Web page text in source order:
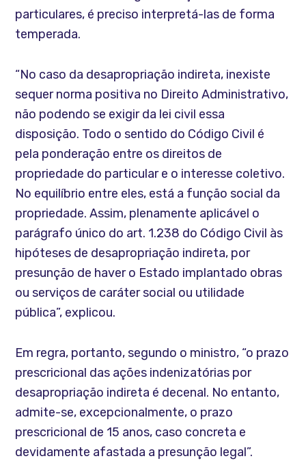
particulares, é preciso interpretá-las de forma
temperada.
“No caso da desapropriação indireta, inexiste
sequer norma positiva no Direito Administrativo,
não podendo se exigir da lei civil essa
disposição. Todo o sentido do Código Civil é
pela ponderação entre os direitos de
propriedade do particular e o interesse coletivo.
No equilíbrio entre eles, está a função social da
propriedade. Assim, plenamente aplicável o
parágrafo único do art. 1.238 do Código Civil às
hipóteses de desapropriação indireta, por
presunção de haver o Estado implantado obras
ou serviços de caráter social ou utilidade
pública”, explicou.
Em regra, portanto, segundo o ministro, “o prazo
prescricional das ações indenizatórias por
desapropriação indireta é decenal. No entanto,
admite-se, excepcionalmente, o prazo
prescricional de 15 anos, caso concreta e
devidamente afastada a presunção legal”.